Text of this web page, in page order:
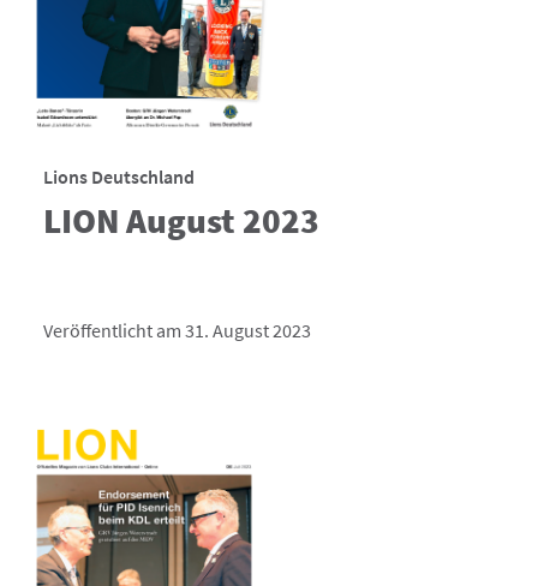
Lions Deutschland
LION August 2023
Veröffentlicht am 31. August 2023